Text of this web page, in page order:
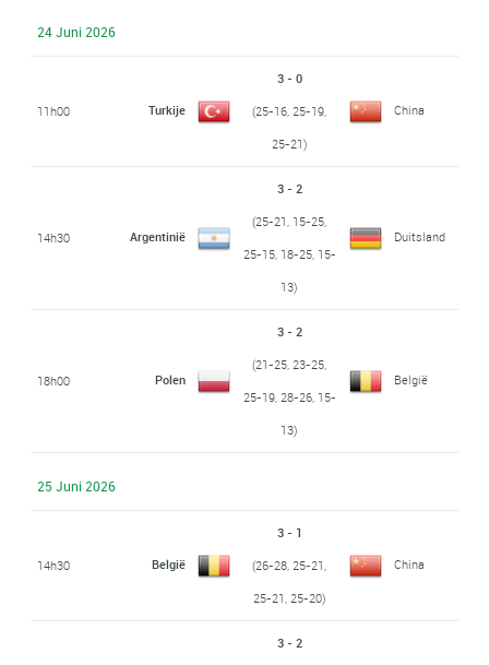
24 Juni 2026
11h00 Turkije
3 - 0
(25-16, 25-19,
25-21)
China
14h30 Argentinië
3 - 2
(25-21, 15-25,
25-15, 18-25, 15-
13)
Duitsland
18h00 Polen
3 - 2
(21-25, 23-25,
25-19, 28-26, 15-
13)
België
25 Juni 2026
14h30 België
3 - 1
(26-28, 25-21,
25-21, 25-20)
China
3 - 2